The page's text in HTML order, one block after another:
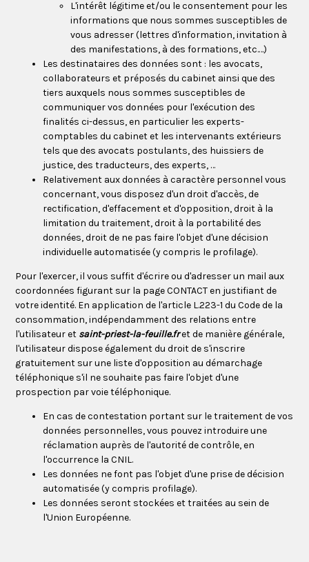
L'intérêt légitime et/ou le consentement pour les
informations que nous sommes susceptibles de
vous adresser (lettres d'information, invitation à
des manifestations, à des formations, etc.…)
Les destinataires des données sont : les avocats,
collaborateurs et préposés du cabinet ainsi que des
tiers auxquels nous sommes susceptibles de
communiquer vos données pour l'exécution des
finalités ci-dessus, en particulier les experts-
comptables du cabinet et les intervenants extérieurs
tels que des avocats postulants, des huissiers de
justice, des traducteurs, des experts, …
Relativement aux données à caractère personnel vous
concernant, vous disposez d'un droit d'accès, de
rectification, d'effacement et d'opposition, droit à la
limitation du traitement, droit à la portabilité des
données, droit de ne pas faire l'objet d'une décision
individuelle automatisée (y compris le profilage).
Pour l'exercer, il vous suffit d'écrire ou d'adresser un mail aux
coordonnées figurant sur la page CONTACT en justifiant de
votre identité. En application de l'article L.223-1 du Code de la
consommation, indépendamment des relations entre
l'utilisateur et saint-priest-la-feuille.fret de manière générale,
l'utilisateur dispose également du droit de s'inscrire
gratuitement sur une liste d'opposition au démarchage
téléphonique s'il ne souhaite pas faire l'objet d'une
prospection par voie téléphonique.
En cas de contestation portant sur le traitement de vos
données personnelles, vous pouvez introduire une
réclamation auprès de l'autorité de contrôle, en
l'occurrence laCNIL.
Les données ne font pas l'objet d'une prise de décision
automatisée (y compris profilage).
Les données seront stockées et traitées au sein de
l'Union Européenne.